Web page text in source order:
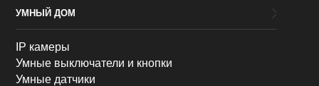
УМНЫЙ ДОМ
IP камеры
Умные выключатели и кнопки
Умные датчики